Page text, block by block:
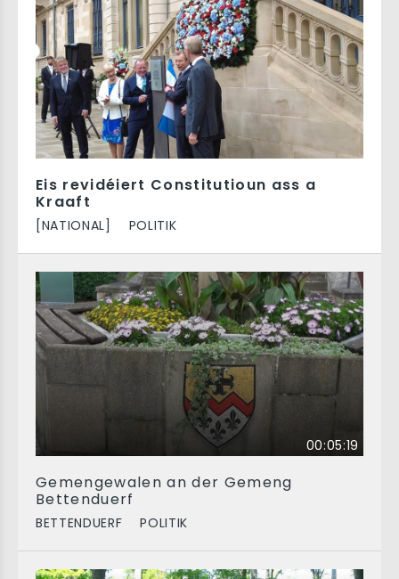
Eis revidéiert Constitutioun ass a
Kraaft
[NATIONAL] POLITIK
00:05:19
Gemengewalen an der Gemeng
Bettenduerf
BETTENDUERF POLITIK